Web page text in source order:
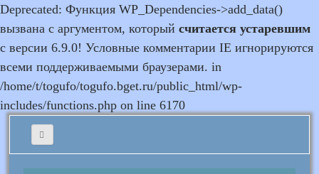
Deprecated: Функция WP_Dependencies->add_data()
вызвана с аргументом, который считается устаревшим
с версии 6.9.0! Условные комментарии IE игнорируются
всеми поддерживаемыми браузерами. in
/home/t/togufo/togufo.bget.ru/public_html/wp-
includes/functions.php on line 6170